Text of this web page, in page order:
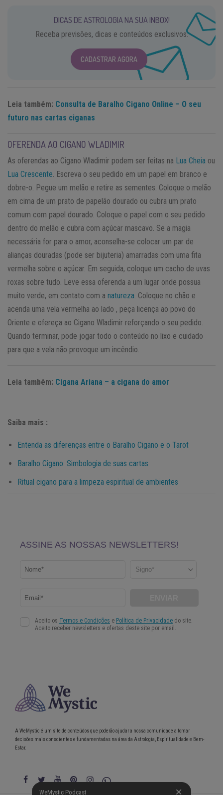
DICAS DE ASTROLOGIA NA SUA INBOX!
Receba previsões, dicas e conteúdos exclusivos.
CADASTRAR AGORA
Leia também: Consulta de Baralho Cigano Online – O seu
futuro nas cartas ciganas
OFERENDA AO CIGANO WLADIMIR
As oferendas ao Cigano Wladimir podem ser feitas na Lua Cheia ou
Lua Crescente . Escreva o seu pedido em um papel em branco e
dobre-o. Pegue um melão e retire as sementes. Coloque o melão
em cima de um prato de papelão dourado ou cubra um prato
comum com papel dourado. Coloque o papel com o seu pedido
dentro do melão e cubra com açúcar mascavo. Se a magia
necessária for para o amor, aconselha-se colocar um par de
alianças douradas (pode ser bijuteria) amarradas com uma fita
vermelha sobre o açúcar. Em seguida, coloque um cacho de uvas
roxas sobre tudo. Leve essa oferenda a um lugar onde possua
muito verde, em contato com a natureza . Coloque no chão e
acenda uma vela vermelha ao lado , peça licença ao povo do
Oriente e ofereça ao Cigano Wladimir reforçando o seu pedido.
Quando terminar, pode jogar todo o conteúdo no lixo e cuidado
para que a vela não provoque um incêndio.
Leia também: Cigana Ariana – a cigana do amor
Saiba mais :
Entenda as diferenças entre o Baralho Cigano e o Tarot
Baralho Cigano: Simbologia de suas cartas
Ritual cigano para a limpeza espiritual de ambientes
WeMystic Podcast
A WeMystic é um site de conteúdos que poderão ajudar a nossa comunidade a tomar
decisões mais conscientes e fundamentadas na área da Astrologia, Espiritualidade e Bem-
Estar.
WeMystic Podcast